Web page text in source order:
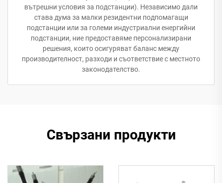
вътрешни условия за подстанции). Независимо дали
става дума за малки резидентни подпомагащи
подстанции или за големи индустриални енергийни
подстанции, ние предоставяме персонализирани
решения, които осигуряват баланс между
производителност, разходи и съответствие с местното
законодателство.
Свързани продукти